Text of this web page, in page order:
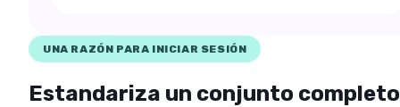
UNA RAZÓN PARA INICIAR SESIÓN
Estandariza un conjunto completo